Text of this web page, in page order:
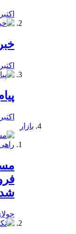
اکتبر 22, 2019
اکتبر 19, 2019
اکتبر 19, 2019
بازار
جولای 2,